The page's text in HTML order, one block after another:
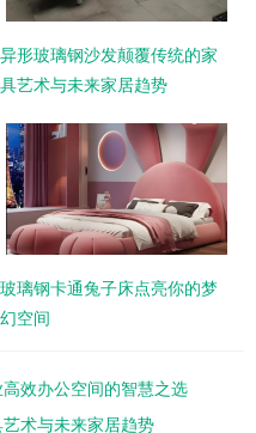
异形玻璃钢沙发颠覆传统的家
具艺术与未来家居趋势
玻璃钢卡通兔子床点亮你的梦
幻空间
效办公空间的智慧之选
术与未来家居趋势